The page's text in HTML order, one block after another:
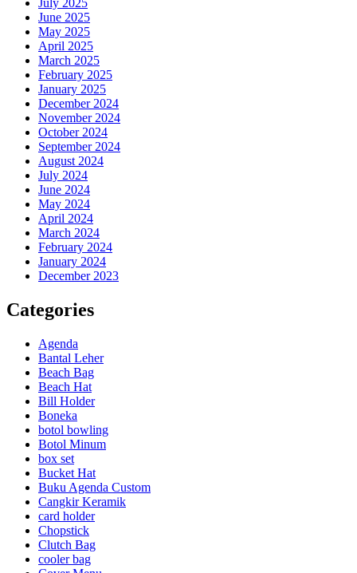
July 2025
June 2025
May 2025
April 2025
March 2025
February 2025
January 2025
December 2024
November 2024
October 2024
September 2024
August 2024
July 2024
June 2024
May 2024
April 2024
March 2024
February 2024
January 2024
December 2023
Categories
Agenda
Bantal Leher
Beach Bag
Beach Hat
Bill Holder
Boneka
botol bowling
Botol Minum
box set
Bucket Hat
Buku Agenda Custom
Cangkir Keramik
card holder
Chopstick
Clutch Bag
cooler bag